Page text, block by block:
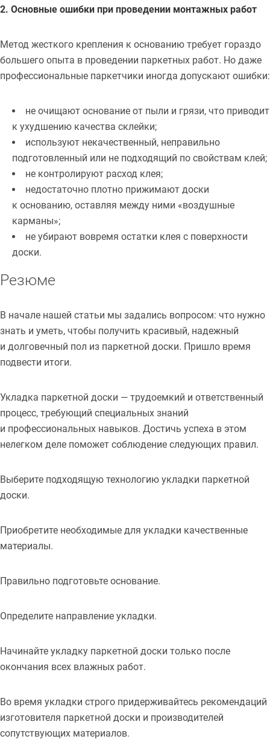
2. Основные ошибки при проведении монтажных работ
Метод жесткого крепления к основанию требует гораздо
большего опыта в проведении паркетных работ. Но даже
профессиональные паркетчики иногда допускают ошибки:
не очищают основание от пыли и грязи, что приводит
к ухудшению качества склейки;
используют некачественный, неправильно
подготовленный или не подходящий по свойствам клей;
не контролируют расход клея;
недостаточно плотно прижимают доски
к основанию, оставляя между ними «воздушные
карманы»;
не убирают вовремя остатки клея с поверхности
доски.
Резюме
В начале нашей статьи мы задались вопросом: что нужно
знать и уметь, чтобы получить красивый, надежный
и долговечный пол из паркетной доски. Пришло время
подвести итоги.
Укладка паркетной доски — трудоемкий и ответственный
процесс, требующий специальных знаний
и профессиональных навыков. Достичь успеха в этом
нелегком деле поможет соблюдение следующих правил.
Выберите подходящую технологию укладки паркетной
доски.
Приобретите необходимые для укладки качественные
материалы.
Правильно подготовьте основание.
Определите направление укладки.
Начинайте укладку паркетной доски только после
окончания всех влажных работ.
Во время укладки строго придерживайтесь рекомендаций
изготовителя паркетной доски и производителей
сопутствующих материалов.